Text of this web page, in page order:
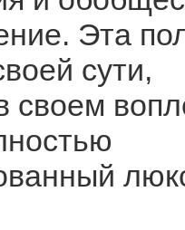
Эта
сути,
своем